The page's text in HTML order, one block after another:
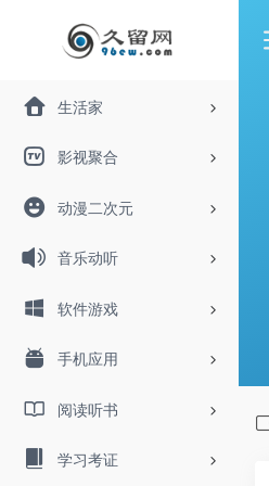
生活家
影视聚合
动漫二次元
音乐动听
软件游戏
手机应用
阅读听书
学习考证